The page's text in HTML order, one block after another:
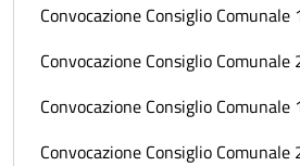
Convocazione Consiglio
Convocazione Consiglio
Convocazione Consiglio
Convocazione Consiglio